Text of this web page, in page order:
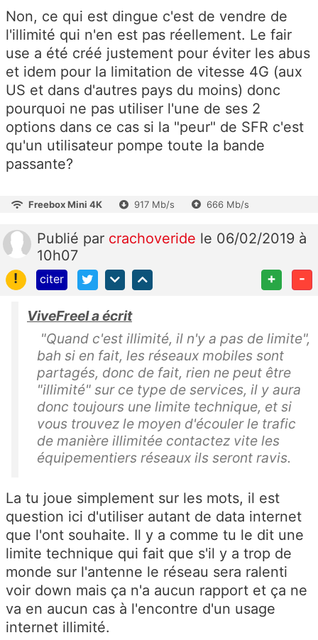
Non, ce qui est dingue c'est de vendre de
l'illimité qui n'en est pas réellement. Le fair
use a été créé justement pour éviter les abus
et idem pour la limitation de vitesse 4G (aux
US et dans d'autres pays du moins) donc
pourquoi ne pas utiliser l'une de ses 2
options dans ce cas si la "peur" de SFR c'est
qu'un utilisateur pompe toute la bande
passante?
Freebox Mini 4K 917 Mb/s 666 Mb/s
Publié par crachoveride le 06/02/2019 à
10h07
!
citer + -
ViveFreeI a écrit
"Quand c'est illimité, il n'y a pas de limite",
bah si en fait, les réseaux mobiles sont
partagés, donc de fait, rien ne peut être
"illimité" sur ce type de services, il y aura
donc toujours une limite technique, et si
vous trouvez le moyen d'écouler le trafic
de manière illimitée contactez vite les
équipementiers réseaux ils seront ravis.
La tu joue simplement sur les mots, il est
question ici d'utiliser autant de data internet
que l'ont souhaite. Il y a comme tu le dit une
limite technique qui fait que s'il y a trop de
monde sur l'antenne le réseau sera ralenti
voir down mais ça n'a aucun rapport et ça ne
va en aucun cas à l'encontre d'un usage
internet illimité.